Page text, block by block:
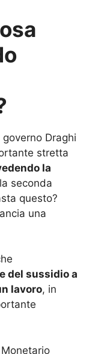
governo Draghi
stretta
la
seconda
questo?
una
del sussidio a
lavoro, in